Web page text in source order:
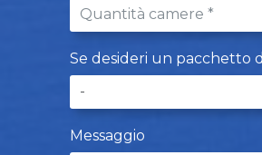
Se desideri un pacchetto
Messaggio